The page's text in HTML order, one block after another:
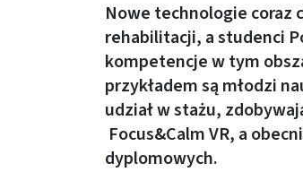
Nowe technologie coraz
rehabilitacji, a studenci
kompetencje w tym
przykładem są młodzi
udział w stażu,
Focus&Calm VR, a
dyplomowych.